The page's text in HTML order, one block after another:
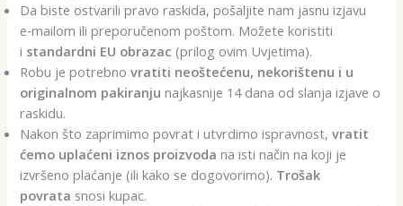
Da biste ostvarili pravo raskida, pošaljite nam jasnu izjavu
e‑mailom ili preporučenom poštom. Možete koristiti
i standardni EU obrazac (prilog ovim Uvjetima).
Robu je potrebnovratiti neoštećenu, nekorištenu i u
originalnom pakiranju najkasnije 14 dana od slanja izjave o
raskidu.
Nakon što zaprimimo povrat i utvrdimo ispravnost,vratit
ćemo uplaćeni iznos proizvoda na isti način na koji je
izvršeno plaćanje (ili kako se dogovorimo). Trošak
povrata snosi kupac.